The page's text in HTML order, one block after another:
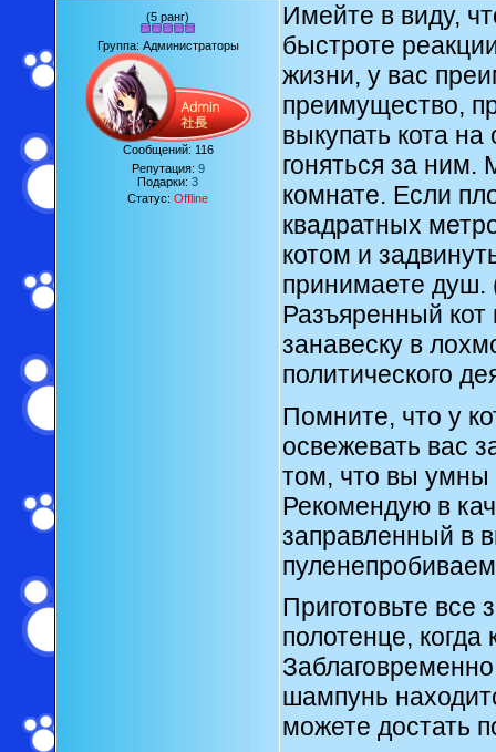
(5 ранг)
Группа: Администраторы
Сообщений: 116
Репутация: 9
Подарки: 3
Статус: Offline
Имейте в виду,
быстроте
жизни, у вас
преимущество,
выкупать кота
гоняться за ним.
комнате. Если
квадратных
котом и
принимаете душ.
Разъяренный
занавеску в
политического
Помните, что у
освежевать вас
том, что вы умны
Рекомендую в
заправленный в
Приготовьте все
полотенце, когда
шампунь
можете достать